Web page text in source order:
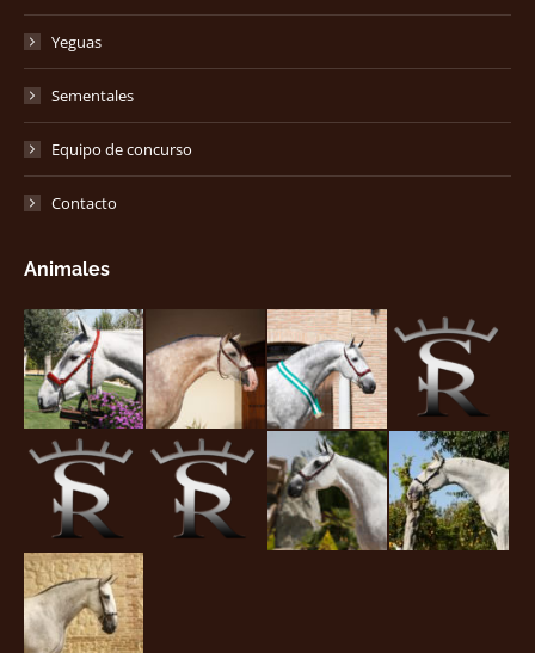
Yeguas
Sementales
Equipo de concurso
Contacto
Animales